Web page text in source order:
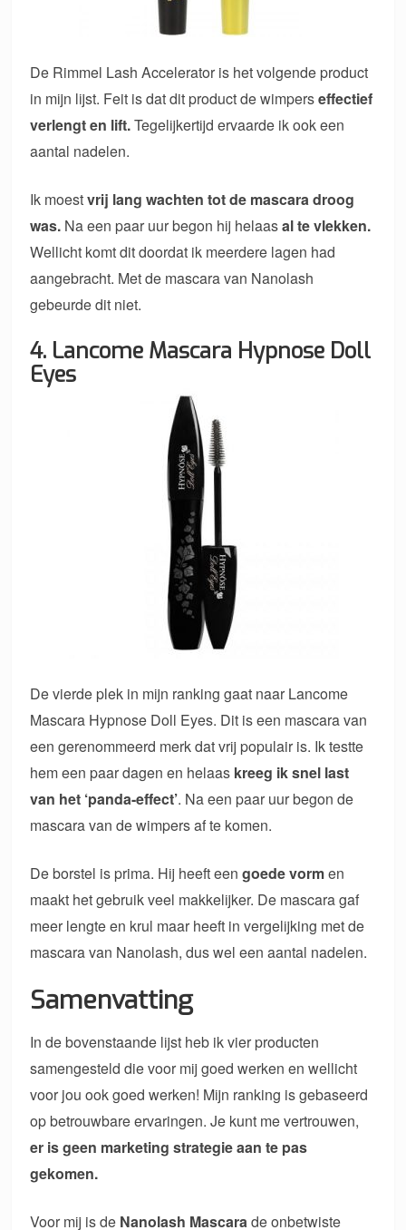
De Rimmel Lash Accelerator is het volgende product
in mijn lijst. Feit is dat dit product de wimperseffectief
verlengt en lift.Tegelijkertijd ervaarde ik ook een
aantal nadelen.
Ik moestvrij lang wachten tot de mascara droog
was. Na een paar uur begon hij helaasal te vlekken.
Wellicht komt dit doordat ik meerdere lagen had
aangebracht. Met de mascara van Nanolash
gebeurde dit niet.
4. Lancome Mascara Hypnose Doll
Eyes
De vierde plek in mijn ranking gaat naar Lancome
Mascara Hypnose Doll Eyes. Dit is een mascara van
een gerenommeerd merk dat vrij populair is. Ik testte
hem een paar dagen en helaas kreeg ik snel last
van het ‘panda-effect’. Na een paar uur begon de
mascara van de wimpers af te komen.
De borstel is prima. Hij heeft eengoede vormen
maakt het gebruik veel makkelijker. De mascara gaf
meer lengte en krul maar heeft in vergelijking met de
mascara van Nanolash, dus wel een aantal nadelen.
Samenvatting
In de bovenstaande lijst heb ik vier producten
samengesteld die voor mij goed werken en wellicht
voor jou ook goed werken! Mijn ranking is gebaseerd
op betrouwbare ervaringen. Je kunt me vertrouwen,
er is geen marketing strategie aan te pas
gekomen.
Voor mij is de Nanolash Mascarade onbetwiste